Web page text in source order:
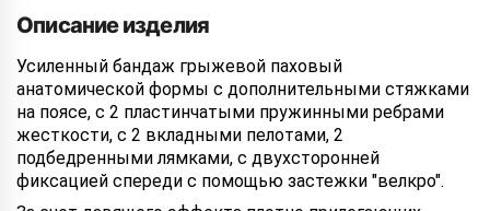
Описание изделия
Усиленный бандаж грыжевой паховый
анатомической формы с дополнительными стяжками
на поясе, с 2 пластинчатыми пружинными ребрами
жесткости, с 2 вкладными пелотами, 2
подбедренными лямками, с двухсторонней
фиксацией спереди с помощью застежки "велкро".